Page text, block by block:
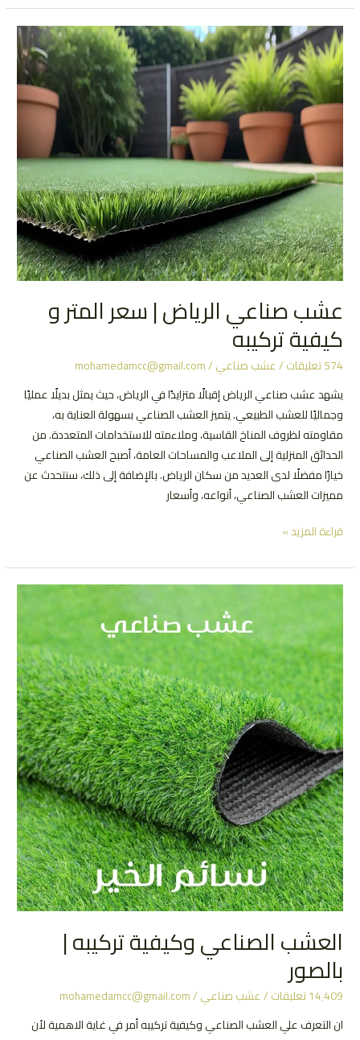
للمنازل
ا
كل
ما
تحتاج
معرفته
لتجميل
منزلك
بالرياض
عشب صناعي الرياض | سعر المتر و
كيفية تركيبه
574 تعليقات /عشب صناعي/
mohamedamcc@gmail.com
يشهد عشب صناعي الرياض إقبالًا متزايدًا في الرياض، حيث يمثل بديلًا عمليًا
وجماليًا للعشب الطبيعي. يتميز العشب الصناعي بسهولة العناية به،
مقاومته لظروف المناخ القاسية، وملاءمته للاستخدامات المتعددة. من
الحدائق المنزلية إلى الملاعب والمساحات العامة، أصبح العشب الصناعي
خيارًا مفضلًا لدى العديد من سكان الرياض. بالإضافة إلى ذلك، سنتحدث عن
مميزات العشب الصناعي، أنواعه، وأسعار
عشب
الرياض
|
المتر
و
كيفية
تركيبه
قراءة المزيد »
العشب الصناعي وكيفية تركيبه |
بالصور
14٬409 تعليقات /عشب صناعي/
mohamedamcc@gmail.com
ان التعرف علي العشب الصناعي وكيفية تركيبه أمر في غاية الاهمية لأن